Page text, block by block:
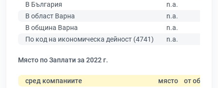
В България
n.a.
В област Варна
n.a.
В община Варна
n.a.
По код на икономическа дейност (4741)
n.a.
Място по Заплати за 2022 г.
сред компаниите място от общо